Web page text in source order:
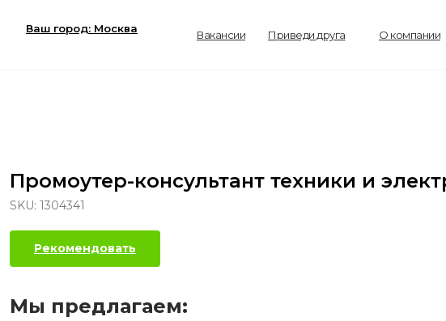
Вакансии Приведи друга О компании
Ваш город: Москва
Промоутер-консультант техники и
SKU: 1304341
Рекомендовать
Мы предлагаем: